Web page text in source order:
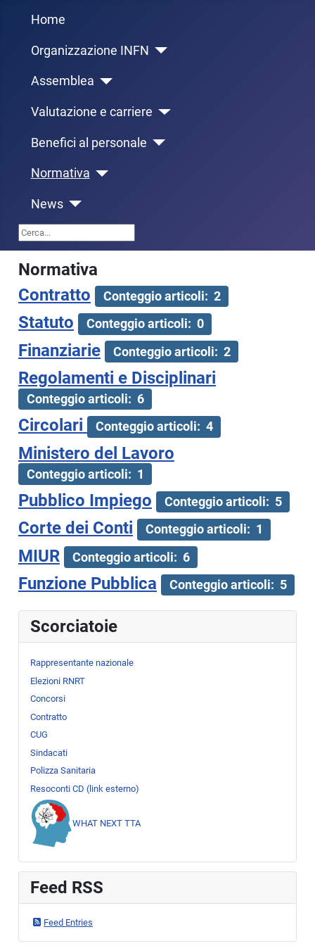
Home
Organizzazione INFN
Assemblea
Valutazione e carriere
Benefici al personale
Normativa
News
Cerca...
Scorciatoie
Rappresentante nazionale
Elezioni RNRT
Concorsi
Contratto
CUG
Sindacati
Polizza Sanitaria
Resoconti CD (link esterno)
WHAT NEXT TTA
Feed RSS
Feed Entries
Normativa
Contratto
Conteggio articoli: 2
Statuto Conteggio articoli: 0
Finanziarie Conteggio articoli: 2
Regolamenti e Disciplinari
Conteggio articoli: 6
Circolari Conteggio articoli: 4
Ministero del Lavoro
Conteggio articoli: 1
Pubblico Impiego Conteggio articoli: 5
Corte dei Conti Conteggio articoli: 1
MIUR Conteggio articoli: 6
Funzione Pubblica Conteggio articoli: 5